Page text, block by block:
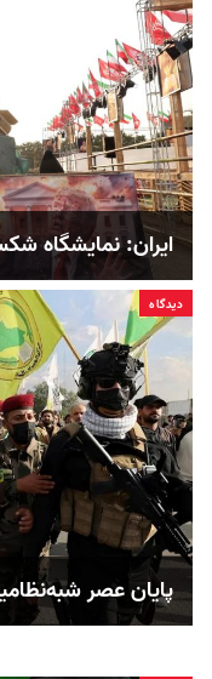
ایران: نمایشگاه
دیدگاه
پایان عصر